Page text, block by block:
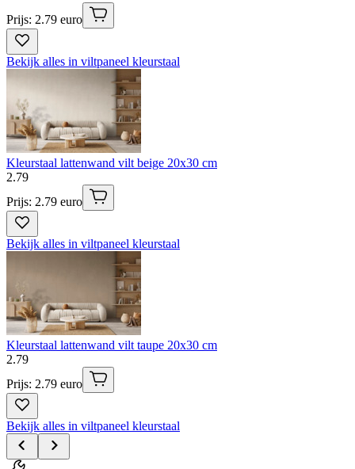
Prijs: 2.79 euro
Bekijk alles in viltpaneel kleurstaal
Kleurstaal lattenwand vilt beige 20x30 cm
2.79
Prijs: 2.79 euro
Bekijk alles in viltpaneel kleurstaal
Kleurstaal lattenwand vilt taupe 20x30 cm
2.79
Prijs: 2.79 euro
Bekijk alles in viltpaneel kleurstaal